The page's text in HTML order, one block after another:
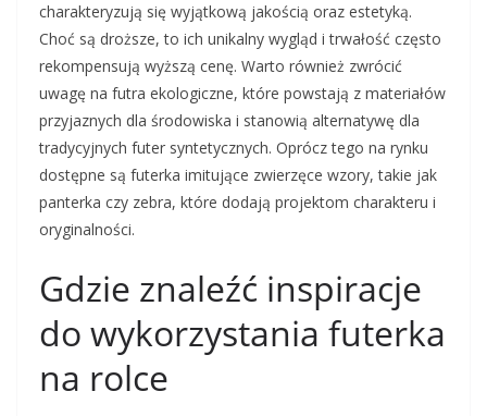
charakteryzują się wyjątkową jakością oraz estetyką.
Choć są droższe, to ich unikalny wygląd i trwałość często
rekompensują wyższą cenę. Warto również zwrócić
uwagę na futra ekologiczne, które powstają z materiałów
przyjaznych dla środowiska i stanowią alternatywę dla
tradycyjnych futer syntetycznych. Oprócz tego na rynku
dostępne są futerka imitujące zwierzęce wzory, takie jak
panterka czy zebra, które dodają projektom charakteru i
oryginalności.
Gdzie znaleźć inspiracje
do wykorzystania futerka
na rolce